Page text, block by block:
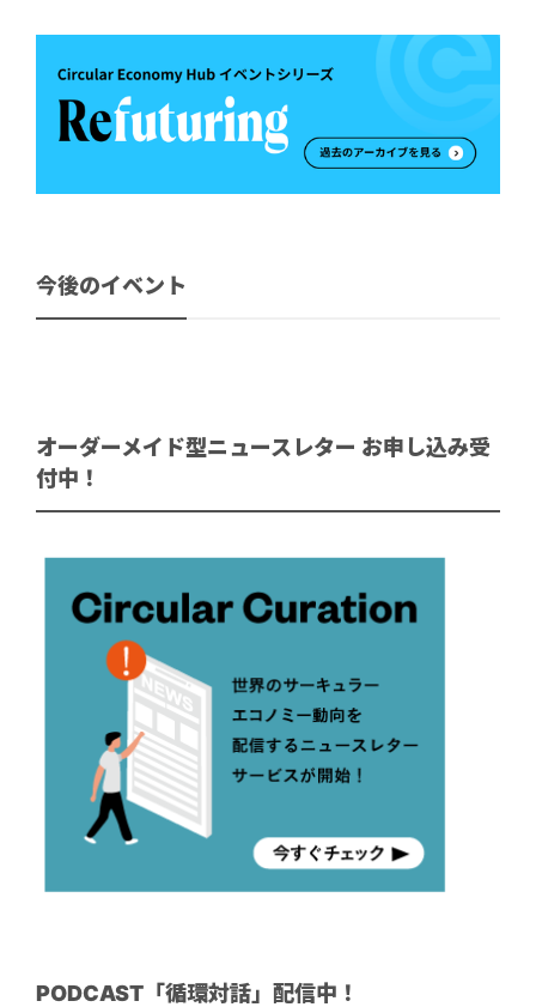
今後のイベント
オーダーメイド型ニュースレター お申し込み受
付中！
PODCAST「循環対話」配信中！